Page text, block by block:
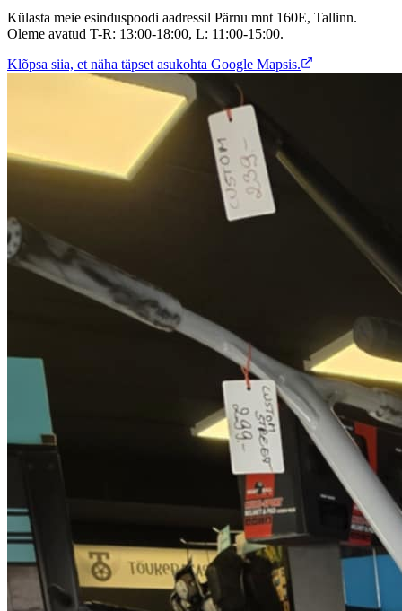
Külasta meie esinduspoodi aadressil Pärnu mnt 160E, Tallinn.
Oleme avatud T-R: 13:00-18:00, L: 11:00-15:00.
Klõpsa siia, et näha täpset asukohta Google Mapsis.